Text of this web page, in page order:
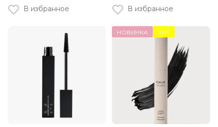
В избранное
В избранное
НОВИНКА ХИТ